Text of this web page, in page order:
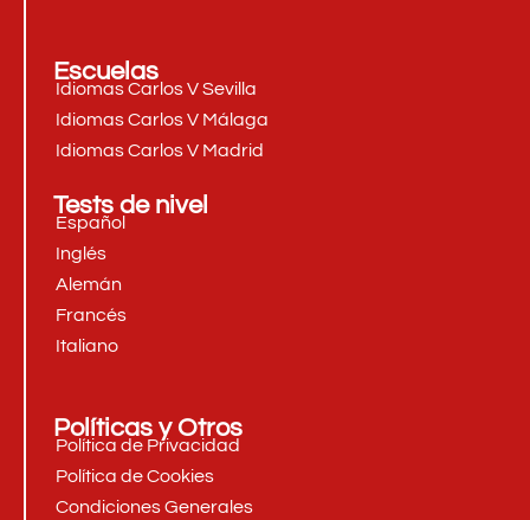
Escuelas
Idiomas Carlos V Sevilla
Idiomas Carlos V Málaga
Idiomas Carlos V Madrid
Tests de nivel
Español
Inglés
Alemán
Francés
Italiano
Políticas y Otros
Política de Privacidad
Política de Cookies
Condiciones Generales